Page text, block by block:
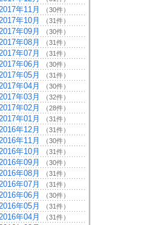
年11月 （30件）
年10月 （31件）
年09月 （30件）
年08月 （31件）
年07月 （31件）
年06月 （30件）
年05月 （31件）
年04月 （30件）
年03月 （32件）
年02月 （28件）
年01月 （31件）
年12月 （31件）
年11月 （30件）
年10月 （31件）
年09月 （30件）
年08月 （31件）
年07月 （31件）
年06月 （30件）
年05月 （31件）
年04月 （31件）